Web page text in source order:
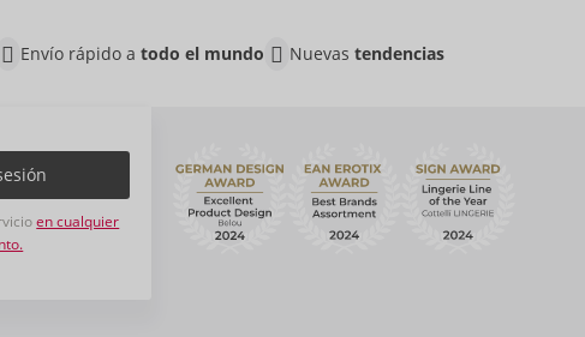
Envío rápido a todo el mundo Nuevas tendencias
en cualquier